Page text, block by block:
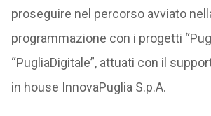
proseguire nel percorso avviato
programmazione con i progetti
“PugliaDigitale”, attuati con il
in house InnovaPuglia S.p.A.